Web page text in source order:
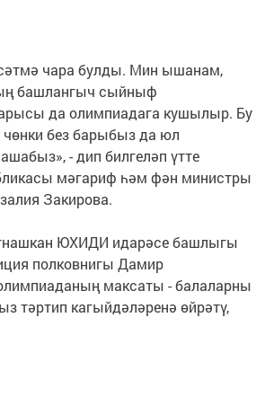
чара булды. Мин ышанам,
башлангыч сыйныф
да олимпиадага кушылыр. Бу
чөнки без барыбыз да юл
- дип билгеләп үтте
мәгариф һәм фән министры
Закирова.
ЮХИДИ идарәсе башлыгы
полковнигы Дамир
максаты - балаларны
тәртип кагыйдәләренә өйрәтү,